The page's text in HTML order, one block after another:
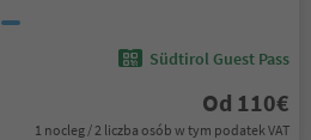
Südtirol Guest Pass
Od 110€
1 nocleg / 2 liczba osób w tym podatek VAT